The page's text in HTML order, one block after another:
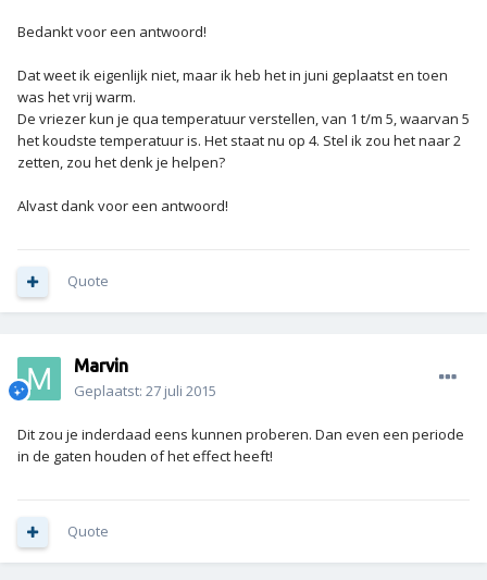
Bedankt voor een antwoord!
Dat weet ik eigenlijk niet, maar ik heb het in juni geplaatst en toen
was het vrij warm.
De vriezer kun je qua temperatuur verstellen, van 1 t/m 5, waarvan 5
het koudste temperatuur is. Het staat nu op 4. Stel ik zou het naar 2
zetten, zou het denk je helpen?
Alvast dank voor een antwoord!
Quote
Marvin
Geplaatst: 27 juli 2015
Dit zou je inderdaad eens kunnen proberen. Dan even een periode
in de gaten houden of het effect heeft!
Quote